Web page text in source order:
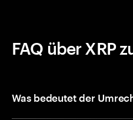
FAQ über XRP
Was bedeutet der